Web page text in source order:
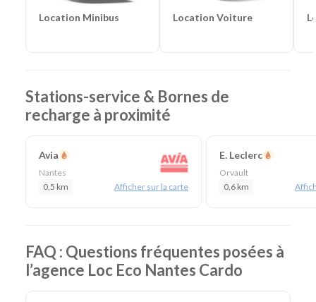
Location Minibus Location Voiture
Stations-service & Bornes de
recharge à proximité
Avia
Nantes
0,5 km
Afficher sur la carte
E. Leclerc
Orvault
0,6 km
FAQ : Questions fréquentes posées à
l’agence Loc Eco Nantes Cardo